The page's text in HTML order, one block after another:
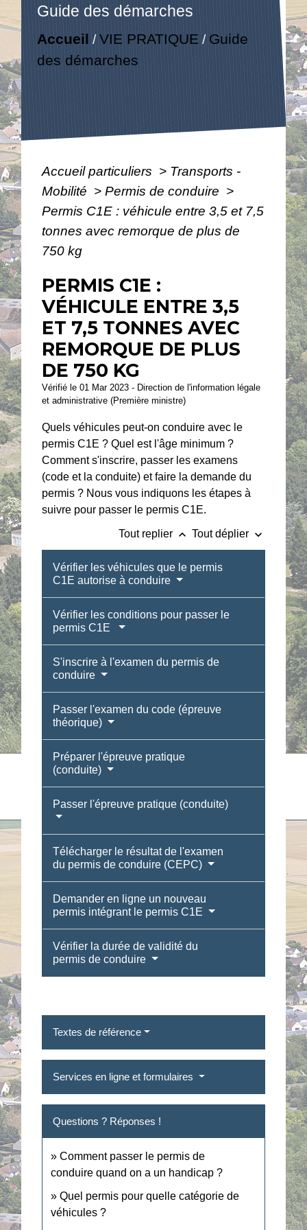
Guide des démarches
Accueil /VIE PRATIQUE / Guide
des démarches
Accueil particuliers > Transports -
Mobilité > Permis de conduire >
Permis C1E : véhicule entre 3,5 et 7,5
tonnes avec remorque de plus de
750 kg
PERMIS C1E :
VÉHICULE ENTRE 3,5
ET 7,5 TONNES AVEC
REMORQUE DE PLUS
DE 750 KG
Vérifié le 01 Mar 2023 - Direction de l'information légale
et administrative (Première ministre)
Quels véhicules peut-on conduire avec le
permis C1E ? Quel est l'âge minimum ?
Comment s'inscrire, passer les examens
(code et la conduite) et faire la demande du
permis ? Nous vous indiquons les étapes à
suivre pour passer le permis C1E.
Tout replier keyboard_arrow_up Tout déplier keyboard_arrow_down
Vérifier les véhicules que le permis
C1E autorise à conduire
Vérifier les conditions pour passer le
permis C1E
S'inscrire à l'examen du permis de
conduire
Passer l'examen du code (épreuve
théorique)
Préparer l'épreuve pratique
(conduite)
Passer l'épreuve pratique (conduite)
Télécharger le résultat de l'examen
du permis de conduire (CEPC)
Demander en ligne un nouveau
permis intégrant le permis C1E
Vérifier la durée de validité du
permis de conduire
Textes de référence
Services en ligne et formulaires
Questions ? Réponses !
Comment passer le permis de
conduire quand on a un handicap ?
Quel permis pour quelle catégorie de
véhicules ?